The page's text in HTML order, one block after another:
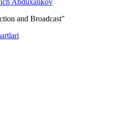
Abduxalikov
and Broadcast"